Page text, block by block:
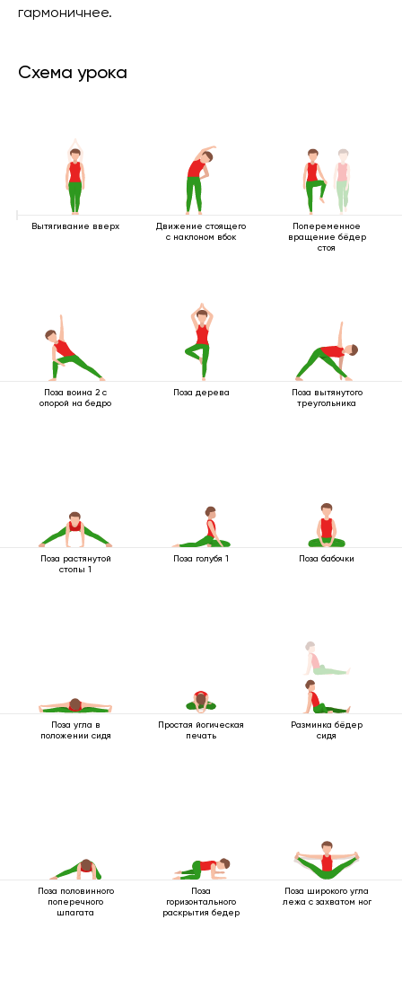
гармоничнее.
Схема урока
Вытягивание вверх
Движение стоящего
с наклоном вбок
Попеременное
вращение бёдер
стоя
Поза воина 2 с
опорой на бедро
Поза дерева
Поза вытянутого
треугольника
Поза растянутой
стопы 1
Поза голубя 1 Поза бабочки
Поза угла в
положении сидя
Простая йогическая
печать
Разминка бёдер
сидя
Поза половинного
поперечного
шпагата
Поза
горизонтального
раскрытия бедер
Поза широкого угла
лежа с захватом ног